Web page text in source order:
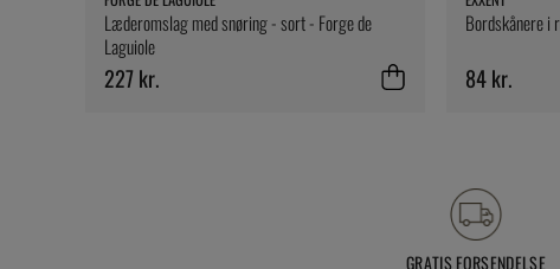
Læderomslag med snøring - sort - Forge de
Laguiole
227 kr.
Bordskånere i
84 kr.
GRATIS FORSENDELSE